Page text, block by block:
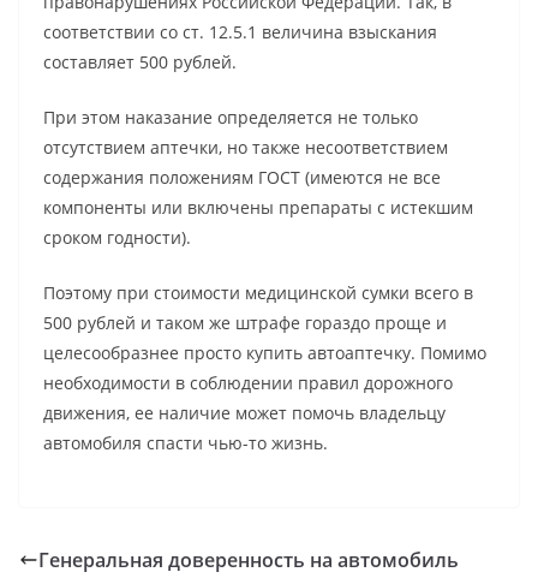
соответствии со ст. 12.5.1 величина взыскания
составляет 500 рублей.
При этом наказание определяется не только
отсутствием аптечки, но также несоответствием
содержания положениям ГОСТ (имеются не все
компоненты или включены препараты с истекшим
сроком годности).
Поэтому при стоимости медицинской сумки всего в
500 рублей и таком же штрафе гораздо проще и
целесообразнее просто купить автоаптечку. Помимо
необходимости в соблюдении правил дорожного
движения, ее наличие может помочь владельцу
автомобиля спасти чью-то жизнь.
Генеральная доверенность на автомобиль